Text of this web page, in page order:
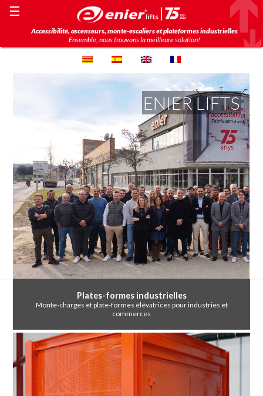
Accessibilité, ascenseurs, monte-escaliers et plateformes industrielles
Ensemble, nous trouvons la meilleure solution!
☰
ENIER LIFTS
Plates-formes industrielles
Monte-charges et plate-formes élévatrices pour industries et
commerces